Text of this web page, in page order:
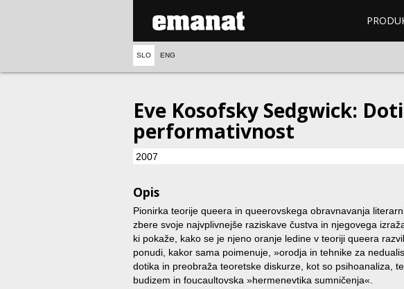
SLO ENG
Eve Kosofsky Sedgwick:
performativnost
2007
Opis
Pionirka teorije queera in queerovskega obravnavanja
zbere svoje najvplivnejše raziskave čustva in njegovega
ki pokaže, kako se je njeno oranje ledine v teoriji queera
ponudi, kakor sama poimenuje, »orodja in tehnike za
dotika in preobraža teoretske diskurze, kot so psihoanaliza,
budizem in foucaultovska »hermenevtika sumničenja«.